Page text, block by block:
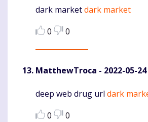
Komentaras
dark marketdark market
0
0
MatthewTroca - 2022-05-
Komentaras
deep web drug url dark
0
0